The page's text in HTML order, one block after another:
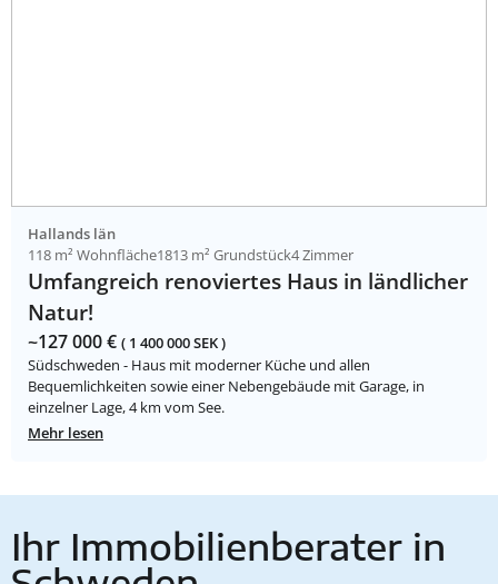
Hallands län
118 m² Wohnfläche1813 m² Grundstück4 Zimmer
Umfangreich renoviertes Haus in ländlicher
Natur!
~127 000 € ( 1 400 000 SEK )
Südschweden - Haus mit moderner Küche und allen
Bequemlichkeiten sowie einer Nebengebäude mit Garage, in
einzelner Lage, 4 km vom See.
Mehr lesen
Ihr Immobilienberater in